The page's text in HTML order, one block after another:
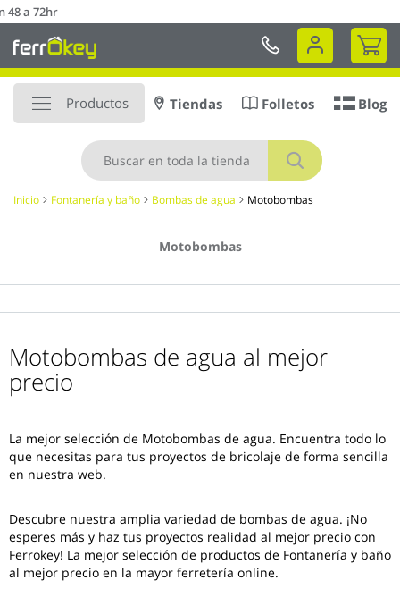
Ir
al
contenido
Mi
Productos
Buscar
Tiendas Folletos Blog
Inicio Fontanería y baño Bombas de agua Motobombas
Motobombas
Motobombas de agua al mejor
precio
La mejor selección de Motobombas de agua. Encuentra todo lo
que necesitas para tus proyectos de bricolaje de forma sencilla
en nuestra web.
Descubre nuestra amplia variedad de bombas de agua. ¡No
esperes más y haz tus proyectos realidad al mejor precio con
Ferrokey! La mejor selección de productos de Fontanería y baño
al mejor precio en la mayor ferretería online.